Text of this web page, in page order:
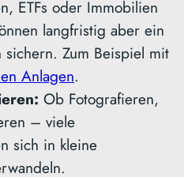
ETFs oder Immobilien
langfristig aber ein
sichern. Zum Beispiel mit
Anlagen.
Ob Fotografieren,
– viele
sich in kleine